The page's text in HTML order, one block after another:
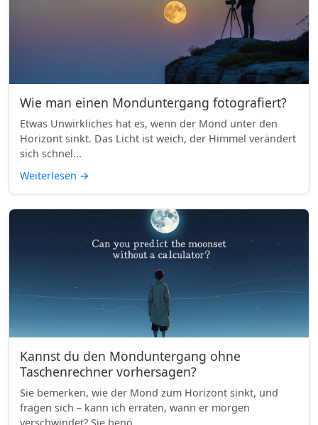
Wie man einen Monduntergang fotografiert?
Etwas Unwirkliches hat es, wenn der Mond unter den
Horizont sinkt. Das Licht ist weich, der Himmel verändert
sich schnel...
Weiterlesen →
Kannst du den Monduntergang ohne
Taschenrechner vorhersagen?
Sie bemerken, wie der Mond zum Horizont sinkt, und
fragen sich – kann ich erraten, wann er morgen